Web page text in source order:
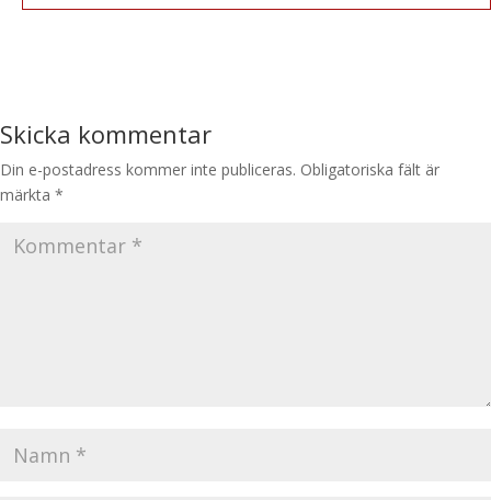
Skicka kommentar
Din e-postadress kommer inte publiceras. Obligatoriska fält är
märkta *